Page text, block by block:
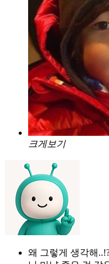
크게보기
왜 그렇게 생각해